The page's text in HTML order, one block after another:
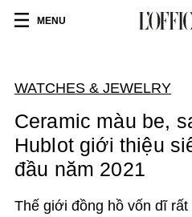
MENU
WATCHES & JEWELRY
Ceramic màu be,
Hublot giới thiệu
đầu năm 2021
Thế giới đồng hồ vốn dĩ